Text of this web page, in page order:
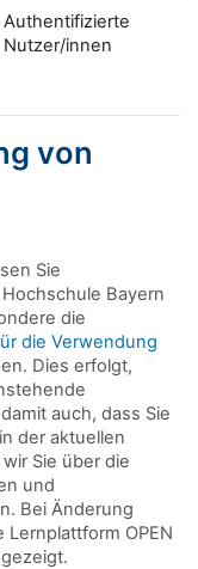
Authentifizierte
Nutzer/innen
von
Sie
Bayern
die
die Verwendung
Dies erfolgt,
auch, dass Sie
der aktuellen
Sie über die
und
Bei Änderung
OPEN